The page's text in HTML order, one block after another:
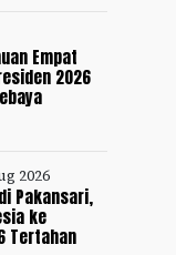
Empat
2026
2026
Pakansari,
ke
Tertahan